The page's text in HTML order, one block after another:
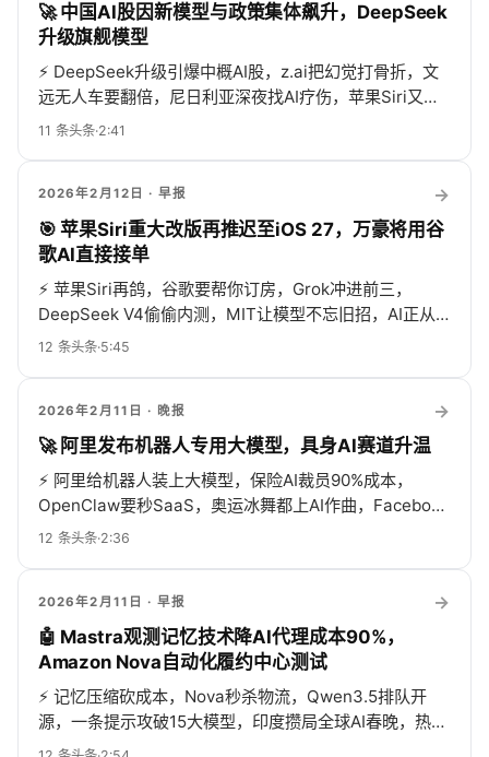
🚀 中国AI股因新模型与政策集体飙升，DeepSeek
升级旗舰模型
⚡ DeepSeek升级引爆中概AI股，z.ai把幻觉打骨折，文
远无人车要翻倍，尼日利亚深夜找AI疗伤，苹果Siri又
鸽，Galaxy AI最高抵900美元，Agent写代码日抛软件来
11 条头条·2:41
2026年2月12日 · 早报
→
🎯 苹果Siri重大改版再推迟至iOS 27，万豪将用谷
歌AI直接接单
⚡ 苹果Siri再鸽，谷歌要帮你订房，Grok冲进前三，
DeepSeek V4偷偷内测，MIT让模型不忘旧招，AI正从
聊天进化成替你干活的全能打工人
12 条头条·5:45
2026年2月11日 · 晚报
→
🚀 阿里发布机器人专用大模型，具身AI赛道升温
⚡ 阿里给机器人装上大模型，保险AI裁员90%成本，
OpenClaw要秒SaaS，奥运冰舞都上AI作曲，Facebook
头像蹦迪，106刀终身AI全家桶，记忆黑科技再砍90%账
12 条头条·2:36
2026年2月11日 · 早报
→
🤖 Mastra观测记忆技术降AI代理成本90%，
Amazon Nova自动化履约中心测试
⚡ 记忆压缩砍成本，Nova秒杀物流，Qwen3.5排队开
源，一条提示攻破15大模型，印度攒局全球AI春晚，热闹
疯了！